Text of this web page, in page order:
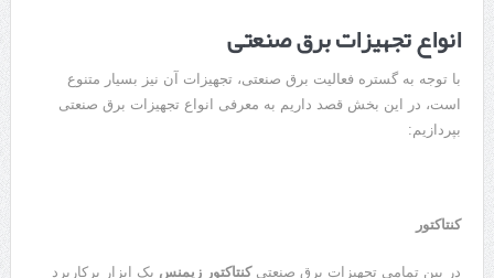
انواع تجهیزات برق صنعتی
با توجه به گستره فعالیت برق صنعتی، تجهیزات آن نیز بسیار متنوع
است، در این بخش قصد داریم به معرفی انواع تجهیزات برق صنعتی
بپردازیم:
کنتاکتور
در بین تمامی تجهیزات برق صنعتیکنتاکتور زیمنس یک ابزار پرکاربرد